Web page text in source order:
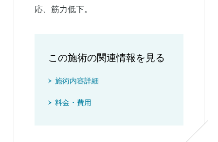
応、筋力低下。
この施術の関連情報を見る
施術内容詳細
料金・費用